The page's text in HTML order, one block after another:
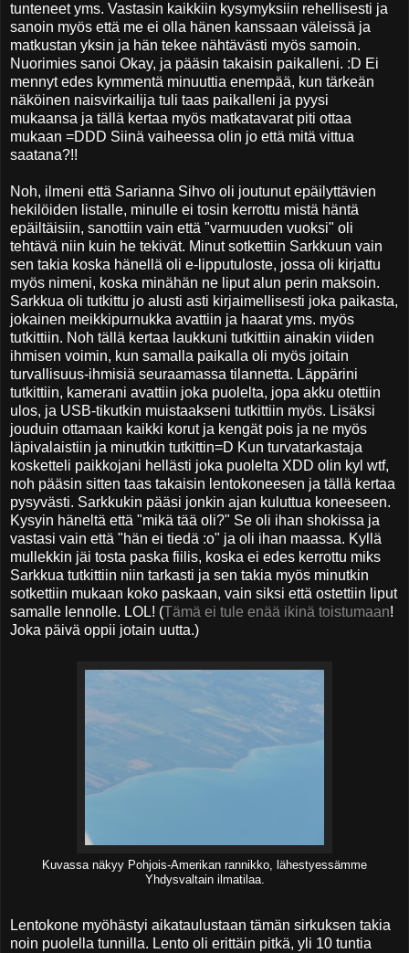
tunteneet yms. Vastasin kaikkiin kysymyksiin rehellisesti ja
sanoin myös että me ei olla hänen kanssaan väleissä ja
matkustan yksin ja hän tekee nähtävästi myös samoin.
Nuorimies sanoi Okay, ja pääsin takaisin paikalleni. :D Ei
mennyt edes kymmentä minuuttia enempää, kun tärkeän
näköinen naisvirkailija tuli taas paikalleni ja pyysi
mukaansa ja tällä kertaa myös matkatavarat piti ottaa
mukaan =DDD Siinä vaiheessa olin jo että mitä vittua
saatana?!!
Noh, ilmeni että Sarianna Sihvo oli joutunut epäilyttävien
hekilöiden listalle, minulle ei tosin kerrottu mistä häntä
epäiltäisiin, sanottiin vain että "varmuuden vuoksi" oli
tehtävä niin kuin he tekivät. Minut sotkettiin Sarkkuun vain
sen takia koska hänellä oli e-lipputuloste, jossa oli kirjattu
myös nimeni, koska minähän ne liput alun perin maksoin.
Sarkkua oli tutkittu jo alusti asti kirjaimellisesti joka paikasta,
jokainen meikkipurnukka avattiin ja haarat yms. myös
tutkittiin. Noh tällä kertaa laukkuni tutkittiin ainakin viiden
ihmisen voimin, kun samalla paikalla oli myös joitain
turvallisuus-ihmisiä seuraamassa tilannetta. Läppärini
tutkittiin, kamerani avattiin joka puolelta, jopa akku otettiin
ulos, ja USB-tikutkin muistaakseni tutkittiin myös. Lisäksi
jouduin ottamaan kaikki korut ja kengät pois ja ne myös
läpivalaistiin ja minutkin tutkittin=D Kun turvatarkastaja
kosketteli paikkojani hellästi joka puolelta XDD olin kyl wtf,
noh pääsin sitten taas takaisin lentokoneesen ja tällä kertaa
pysyvästi. Sarkkukin pääsi jonkin ajan kuluttua koneeseen.
Kysyin häneltä että "mikä tää oli?" Se oli ihan shokissa ja
vastasi vain että "hän ei tiedä :o" ja oli ihan maassa. Kyllä
mullekkin jäi tosta paska fiilis, koska ei edes kerrottu miks
Sarkkua tutkittiin niin tarkasti ja sen takia myös minutkin
sotkettiin mukaan koko paskaan, vain siksi että ostettiin liput
samalle lennolle. LOL! (Tämä ei tule enää ikinä toistumaan!
Joka päivä oppii jotain uutta.)
Kuvassa näkyy Pohjois-Amerikan rannikko, lähestyessämme
Yhdysvaltain ilmatilaa.
Lentokone myöhästyi aikataulustaan tämän sirkuksen takia
noin puolella tunnilla. Lento oli erittäin pitkä, yli 10 tuntia